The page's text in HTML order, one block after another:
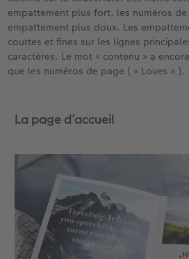
empattement plus fort, les numéros de
empattement plus doux. Les
courtes et fines sur les lignes
caractères. Le mot « contenu » a
que les numéros de page ( « Loves » ).
La page d’accueil